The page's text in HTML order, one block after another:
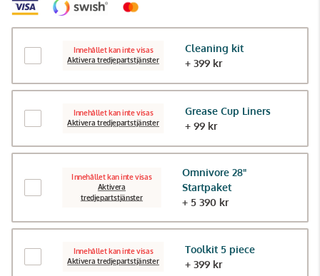
Innehållet kan inte visas
Aktivera tredjepartstjänster
Cleaning kit
+ 399 kr
Innehållet kan inte visas
Aktivera tredjepartstjänster
Grease Cup Liners
+ 99 kr
Innehållet kan inte visas
Aktivera
tredjepartstjänster
Omnivore 28"
Startpaket
+ 5 390 kr
Innehållet kan inte visas
Aktivera tredjepartstjänster
Toolkit 5 piece
+ 399 kr